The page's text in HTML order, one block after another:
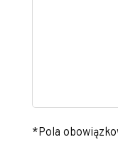
*Pola